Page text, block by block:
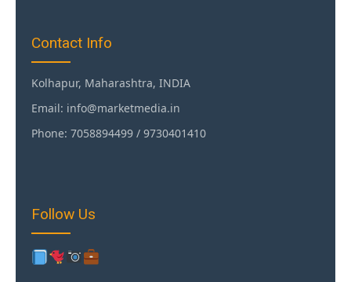
Contact Info
Kolhapur, Maharashtra, INDIA
Email: info@marketmedia.in
Phone: 7058894499 / 9730401410
Follow Us